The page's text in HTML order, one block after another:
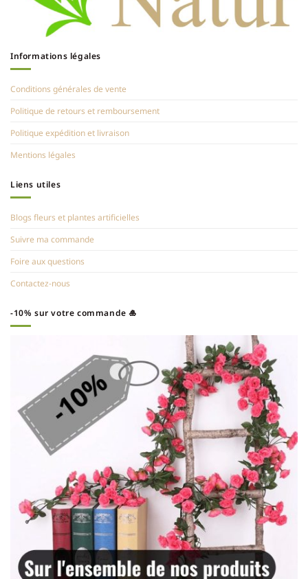
Informations légales
Conditions générales de vente
Politique de retours et remboursement
Politique expédition et livraison
Mentions légales
Liens utiles
Blogs fleurs et plantes artificielles
Suivre ma commande
Foire aux questions
Contactez-nous
-10% sur votre commande 🎍